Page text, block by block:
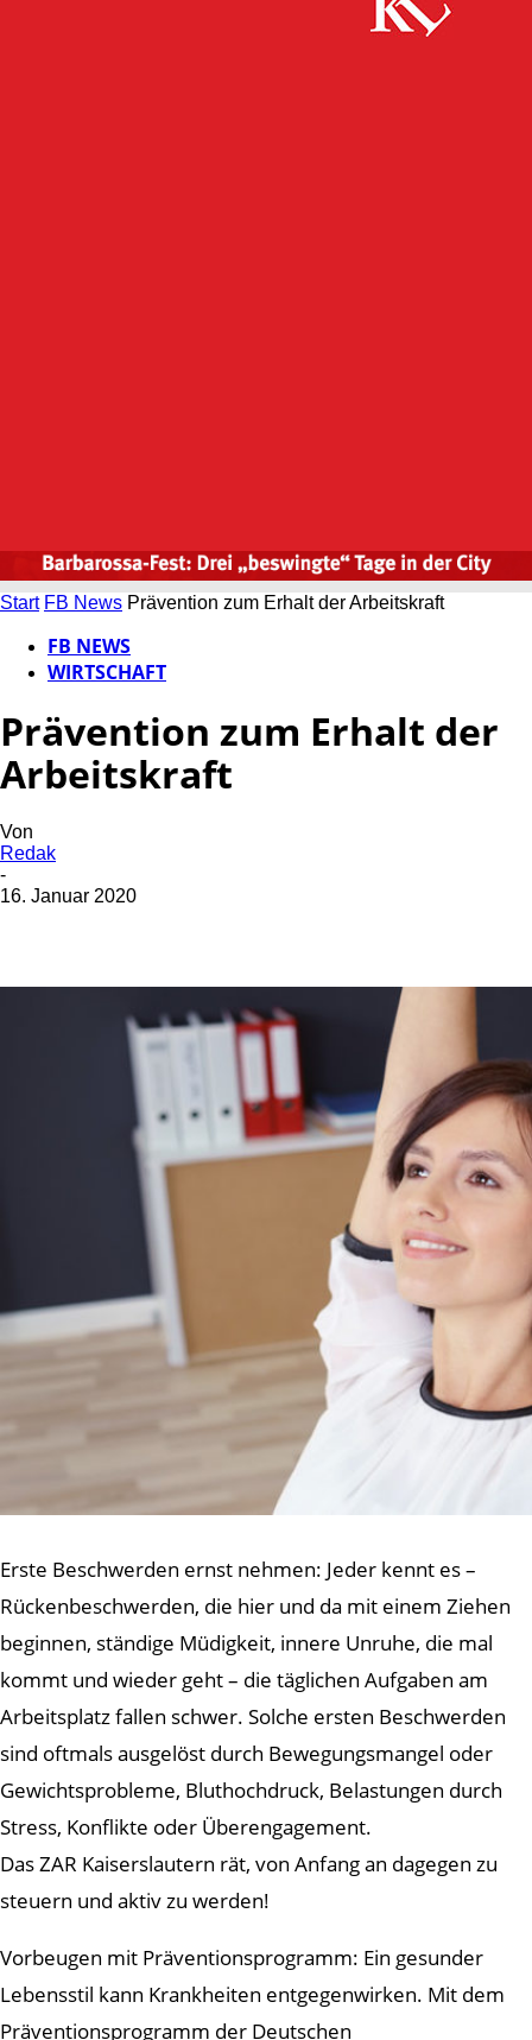
Start FB News Prävention zum Erhalt der Arbeitskraft
FB NEWS
WIRTSCHAFT
Prävention zum Erhalt der
Arbeitskraft
Von
Redak
-
16. Januar 2020
Erste Beschwerden ernst nehmen: Jeder kennt es –
Rückenbeschwerden, die hier und da mit einem Ziehen
beginnen, ständige Müdigkeit, innere Unruhe, die mal
kommt und wieder geht – die täglichen Aufgaben am
Arbeitsplatz fallen schwer. Solche ersten Beschwerden
sind oftmals ausgelöst durch Bewegungsmangel oder
Gewichtsprobleme, Bluthochdruck, Belastungen durch
Stress, Konflikte oder Überengagement.
Das ZAR Kaiserslautern rät, von Anfang an dagegen zu
steuern und aktiv zu werden!
Vorbeugen mit Präventionsprogramm: Ein gesunder
Lebensstil kann Krankheiten entgegenwirken. Mit dem
Präventionsprogramm der Deutschen